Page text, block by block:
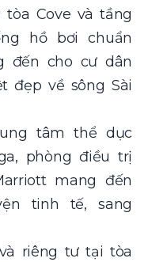
Cove và tầng
hồ bơi chuẩn
đến cho cư dân
đẹp về sông Sài
tâm thể dục
phòng điều trị
mang đến
tinh tế, sang
riêng tư tại tòa